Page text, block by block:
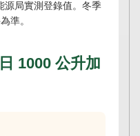
源局實測登錄值。冬季
準。
1000 公升加